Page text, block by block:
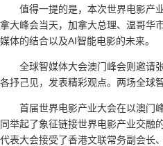
值得一提的是，本次世界电影产
拿大峰会当天，加拿大总理、温哥华
媒体的结合以及AI智能电影的未来。
全球智媒体大会澳门峰会则邀请
各抒己见，发表精彩观点。两场全球
首届世界电影产业大会在以澳门
同举起了象征链接世界电影产业交融
代表大会接受了香港文联常务副会长